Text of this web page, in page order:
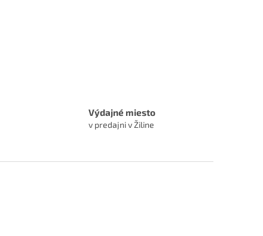
Výdajné miesto
v predajni v Žiline